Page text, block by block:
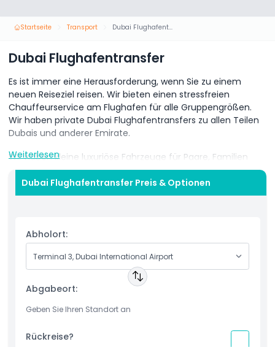
Startseite Transport Dubai Flughafentransfer
Dubai Flughafentransfer
Es ist immer eine Herausforderung, wenn Sie zu einem
neuen Reiseziel reisen. Wir bieten einen stressfreien
Chauffeurservice am Flughafen für alle Gruppengrößen.
Wir haben private Dubai Flughafentransfers zu allen Teilen
Dubais und anderer Emirate.
Wir haben kleine luxuriöse Fahrzeuge für Paare, Familien
und Freunde. Für Firmen- und Großgruppen stehen
luxuriöse Busse mit 30, 35 und 50 Sitzplätzen für
Gruppentransfers bereit. Unsere Dubai Flughafentransfers
Emiraten.
Sie reisen vielleicht allein, mit Ihrer Familie oder auf einer
Geschäftsreise. Unser engagiertes Team zusammen mit
unserem professionellen Fahrer sorgt dafür, dass Ihre Reise
komfortabel und stressfrei verläuft. Genießen Sie die
komfortabelste und luxuriöseste Fahrt vom Dubai
Weiterlesen
Dubai Flughafentransfer Preis & Optionen
Abholort:
Abgabeort:
Rückreise?